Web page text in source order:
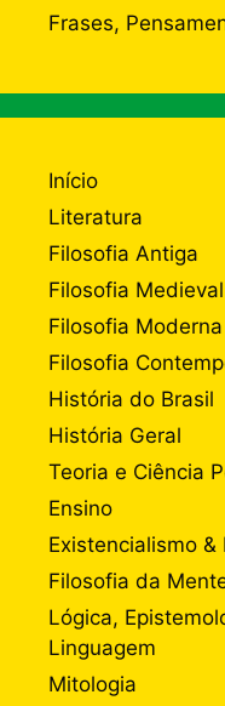
Frases,
Início
Literatura
Filosofia Antiga
Filosofia Medieval
Filosofia
Filosofia
História do Brasil
História Geral
Teoria e Ciência
Ensino
Existencialismo &
Filosofia da
Lógica,
Linguagem
Mitologia